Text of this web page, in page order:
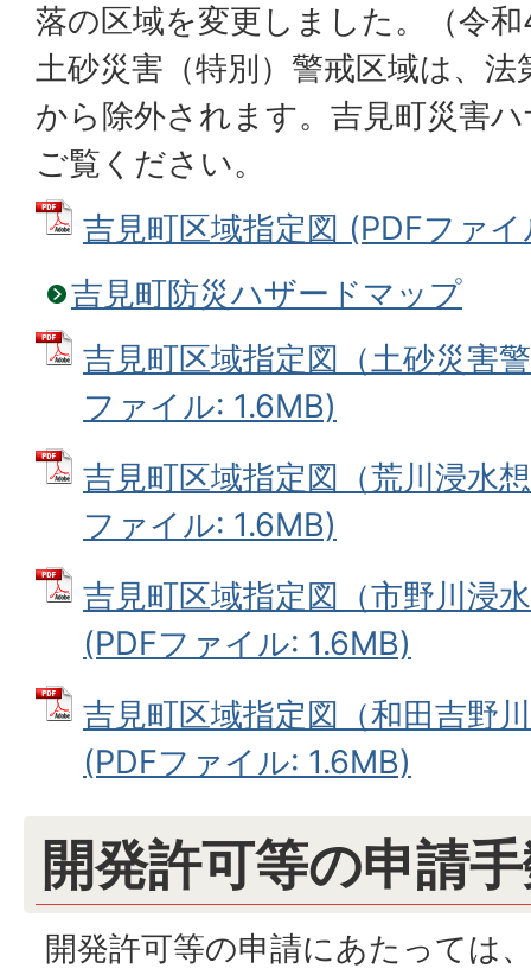
落の区域を変更しました。（令
土砂災害（特別）警戒区域は、法
から除外されます。吉見町災害
ご覧ください。
吉見町区域指定図 (PDFファ
吉見町防災ハザードマップ
吉見町区域指定図（土砂災害
ファイル: 1.6MB)
吉見町区域指定図（荒川浸水
ファイル: 1.6MB)
吉見町区域指定図（市野川浸
(PDFファイル: 1.6MB)
吉見町区域指定図（和田吉野
(PDFファイル: 1.6MB)
開発許可等の申請
開発許可等の申請にあたっては